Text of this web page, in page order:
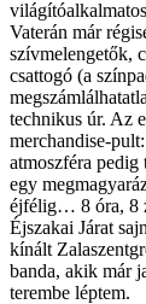
Vaterán már
szívmelengetők,
csattogó (a
technikus úr. Az
merchandise-
atmoszféra pedig
egy
éjfélig… 8 óra, 8
Éjszakai Járat
kínált
banda, akik már
terembe léptem.